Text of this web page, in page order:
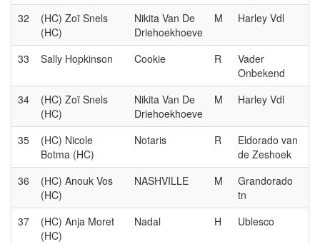
32
(HC) Zoï Snels
(HC)
Nikita Van De
Driehoekhoeve
M Harley Vdl
33 Sally Hopkinson Cookie R
Vader
Onbekend
34
(HC) Zoï Snels
(HC)
Nikita Van De
Driehoekhoeve
M Harley Vdl
35
(HC) Nicole
Botma (HC)
Notaris R
Eldorado van
de Zeshoek
36
(HC) Anouk Vos
(HC)
NASHVILLE M
Grandorado
tn
37
(HC) Anja Moret
(HC)
Nadal H Ublesco